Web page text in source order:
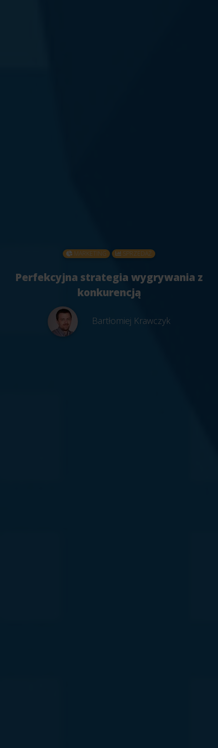
MARKETING SPRZEDAŻ
Perfekcyjna strategia wygrywania z
konkurencją
Bartłomiej Krawczyk